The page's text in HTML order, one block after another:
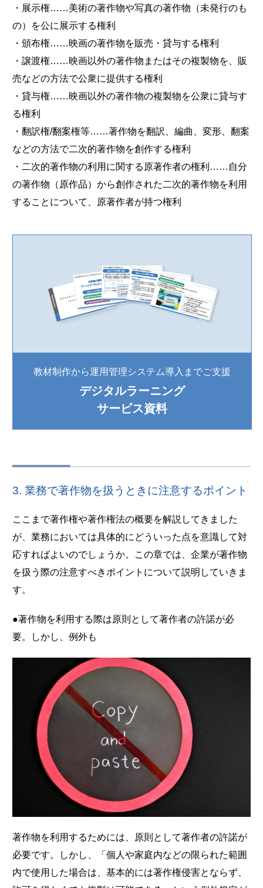
・展示権……美術の著作物や写真の著作物（未発行のも
の）を公に展示する権利
・頒布権……映画の著作物を販売・貸与する権利
・譲渡権……映画以外の著作物またはその複製物を、販
売などの方法で公衆に提供する権利
・貸与権……映画以外の著作物の複製物を公衆に貸与す
る権利
・翻訳権/翻案権等……著作物を翻訳、編曲、変形、翻案
などの方法で二次的著作物を創作する権利
・二次的著作物の利用に関する原著作者の権利……自分
の著作物（原作品）から創作された二次的著作物を利用
することについて、原著作者が持つ権利
教材制作から運用管理システム導入までご支援
デジタルラーニング
サービス資料
3. 業務で著作物を扱うときに注意するポイント
ここまで著作権や著作権法の概要を解説してきました
が、業務においては具体的にどういった点を意識して対
応すればよいのでしょうか。この章では、企業が著作物
を扱う際の注意すべきポイントについて説明していきま
す。
●著作物を利用する際は原則として著作者の許諾が必
要。しかし、例外も
著作物を利用するためには、原則として著作者の許諾が
必要です。しかし、「個人や家庭内などの限られた範囲
内で使用した場合は、基本的には著作権侵害とならず、